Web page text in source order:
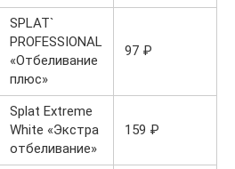
SPLAT`
PROFESSIONAL
«Отбеливание
плюс»
97 ₽
Splat Extreme
White «Экстра
отбеливание»
159 ₽